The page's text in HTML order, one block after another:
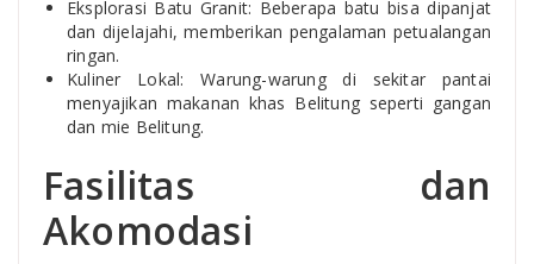
Eksplorasi Batu Granit: Beberapa batu bisa dipanjat
dan dijelajahi, memberikan pengalaman petualangan
ringan.
Kuliner Lokal: Warung-warung di sekitar pantai
menyajikan makanan khas Belitung seperti gangan
dan mie Belitung.
Fasilitas dan
Akomodasi